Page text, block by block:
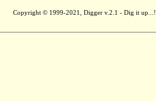
Copyright © 1999-2021, Digger v.2.1 - Dig it